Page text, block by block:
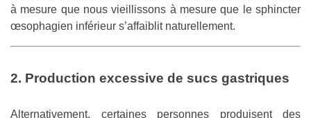
à mesure que nous vieillissons à mesure que le sphincter
œsophagien inférieur s’affaiblit naturellement.
2. Production excessive de sucs gastriques
Alternativement, certaines personnes produisent des